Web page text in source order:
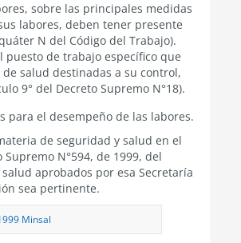
sobre las principales medidas
labores, deben tener presente
N del Código del Trabajo).
puesto de trabajo específico que
salud destinadas a su control,
9° del Decreto Supremo N°18).
para el desempeño de las labores.
de seguridad y salud en el
N°594, de 1999, del
aprobados por esa Secretaría
sea pertinente.
Minsal